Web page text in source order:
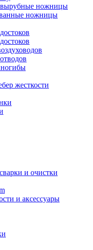
вырубные ножницы
ножницы
жесткости
и очистки
и аксессуары